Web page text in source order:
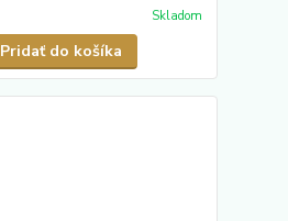
Skladom
Pridať do košíka